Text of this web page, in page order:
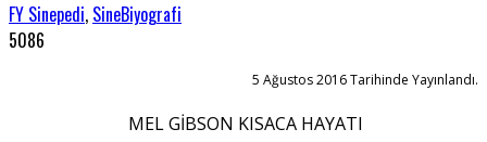
FY Sinepedi, SineBiyografi
5086
5 Ağustos 2016 Tarihinde Yayınlandı.
MEL GİBSON KISACA HAYATI